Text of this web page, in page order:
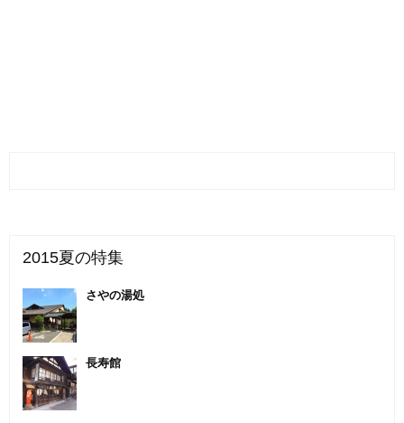
2015夏の特集
さやの湯処
長寿館